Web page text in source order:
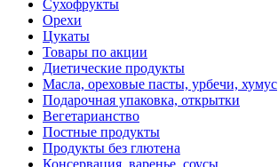
Сухофрукты
Орехи
Цукаты
Товары по акции
Диетические продукты
Масла, ореховые пасты, урбечи, хумус
Подарочная упаковка, открытки
Вегетарианство
Постные продукты
Продукты без глютена
Консервация, варенье, соусы